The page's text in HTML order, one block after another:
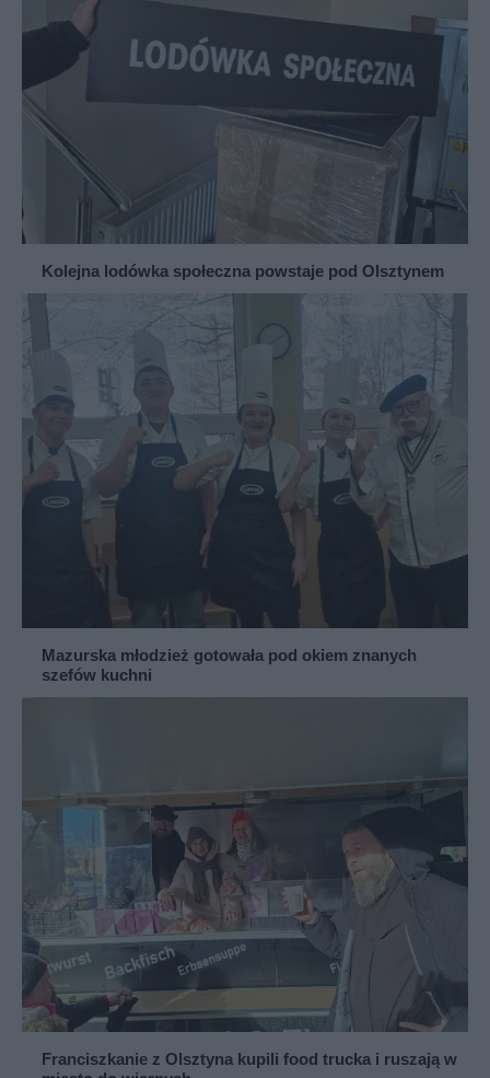
Kolejna lodówka społeczna powstaje pod Olsztynem
Mazurska młodzież gotowała pod okiem znanych
szefów kuchni
Franciszkanie z Olsztyna kupili food trucka i ruszają w